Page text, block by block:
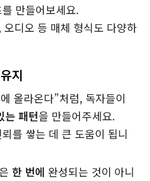
만들어보세요.
디오 등 매체 형식도 다양하
지
올라온다”처럼, 독자들이
는 패턴을 만들어주세요.
를 쌓는 데 큰 도움이 됩니
한 번에 완성되는 것이 아니